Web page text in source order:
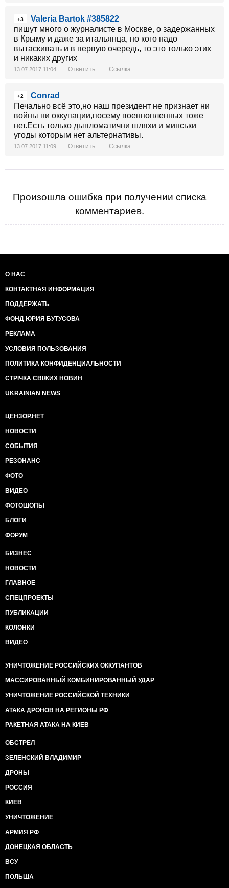
+3
Valeria Bartok #385822
пишут много о журналисте в Москве, о задержанных
в Крыму и даже за итальянца, но кого надо
вытаскивать и в первую очередь, то это только этих
и никаких других
13.07.2017 11:04 Ответить Ссылка
+2
Conrad
Печально всё это,но наш президент не признает ни
войны ни оккупации,посему военнопленных тоже
нет.Есть только дыпломатични шляхи и минськи
угоды которым нет альтернативы.
13.07.2017 11:09 Ответить Ссылка
Произошла ошибка при получении списка
комментариев.
О НАС
КОНТАКТНАЯ ИНФОРМАЦИЯ
ПОДДЕРЖАТЬ
ФОНД ЮРИЯ БУТУСОВА
РЕКЛАМА
УСЛОВИЯ ПОЛЬЗОВАНИЯ
ПОЛИТИКА КОНФИДЕНЦИАЛЬНОСТИ
СТРІЧКА СВІЖИХ НОВИН
UKRAINIAN NEWS
ЦЕНЗОР.НЕТ
НОВОСТИ
СОБЫТИЯ
РЕЗОНАНС
ФОТО
ВИДЕО
ФОТОШОПЫ
БЛОГИ
ФОРУМ
БИЗНЕС
НОВОСТИ
ГЛАВНОЕ
СПЕЦПРОЕКТЫ
ПУБЛИКАЦИИ
КОЛОНКИ
ВИДЕО
УНИЧТОЖЕНИЕ РОССИЙСКИХ ОККУПАНТОВ
МАССИРОВАННЫЙ КОМБИНИРОВАННЫЙ УДАР
УНИЧТОЖЕНИЕ РОССИЙСКОЙ ТЕХНИКИ
АТАКА ДРОНОВ НА РЕГИОНЫ РФ
РАКЕТНАЯ АТАКА НА КИЕВ
ОБСТРЕЛ
ЗЕЛЕНСКИЙ ВЛАДИМИР
ДРОНЫ
РОССИЯ
КИЕВ
УНИЧТОЖЕНИЕ
АРМИЯ РФ
ДОНЕЦКАЯ ОБЛАСТЬ
ВСУ
ПОЛЬША